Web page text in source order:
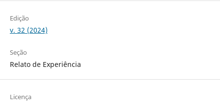
Edição
v. 32 (2024)
Seção
Relato de Experiência
Licença